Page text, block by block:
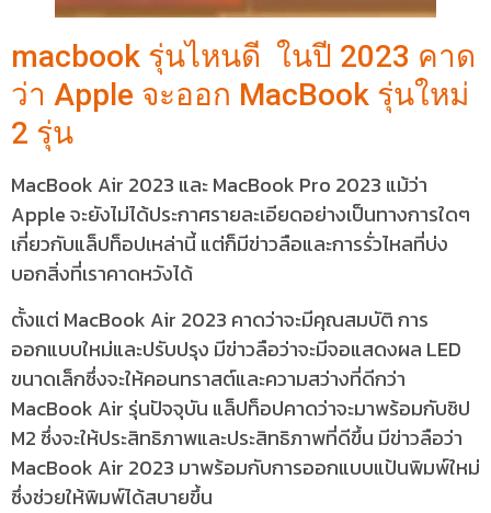
macbook รุ่นไหนดี ในปี 2023 คาด
ว่า Apple จะออก MacBook รุ่นใหม่
2 รุ่น
MacBook Air 2023 และ MacBook Pro 2023 แม้ว่า
Apple จะยังไม่ได้ประกาศรายละเอียดอย่างเป็นทางการใดๆ
เกี่ยวกับแล็ปท็อปเหล่านี้ แต่ก็มีข่าวลือและการรั่วไหลที่บ่ง
บอกสิ่งที่เราคาดหวังได้
ตั้งแต่ MacBook Air 2023 คาดว่าจะมีคุณสมบัติ การ
ออกแบบใหม่และปรับปรุง มีข่าวลือว่าจะมีจอแสดงผล LED
ขนาดเล็กซึ่งจะให้คอนทราสต์และความสว่างที่ดีกว่า
MacBook Air รุ่นปัจจุบัน แล็ปท็อปคาดว่าจะมาพร้อมกับชิป
M2 ซึ่งจะให้ประสิทธิภาพและประสิทธิภาพที่ดีขึ้น มีข่าวลือว่า
MacBook Air 2023 มาพร้อมกับการออกแบบแป้นพิมพ์ใหม่
ซึ่งช่วยให้พิมพ์ได้สบายขึ้น